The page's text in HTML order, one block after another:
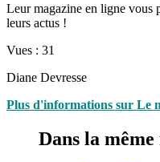
Leur magazine en ligne vous
leurs actus !
Vues : 31
Diane Devresse
Plus d'informations sur Le
Dans la